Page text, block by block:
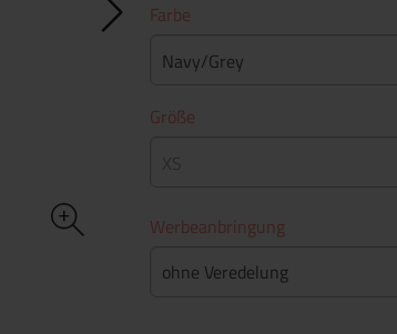
Farbe
Navy/Grey
Größe
Werbeanbringung
ohne Veredelung